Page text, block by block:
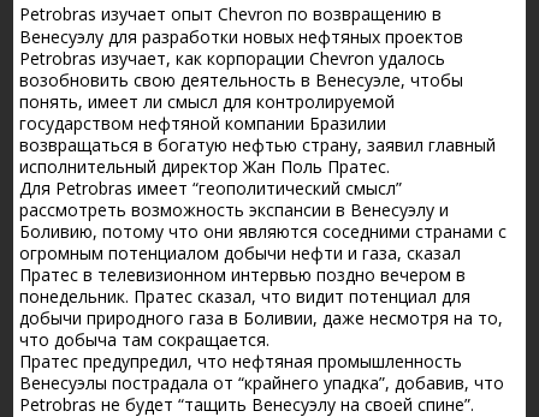
Petrobras изучает опыт Chevron по возвращению в
Венесуэлу для разработки новых нефтяных проектов
Petrobras изучает, как корпорации Chevron удалось
возобновить свою деятельность в Венесуэле, чтобы
понять, имеет ли смысл для контролируемой
государством нефтяной компании Бразилии
возвращаться в богатую нефтью страну, заявил главный
исполнительный директор Жан Поль Пратес.
Для Petrobras имеет “геополитический смысл”
рассмотреть возможность экспансии в Венесуэлу и
Боливию, потому что они являются соседними странами с
огромным потенциалом добычи нефти и газа, сказал
Пратес в телевизионном интервью поздно вечером в
понедельник. Пратес сказал, что видит потенциал для
добычи природного газа в Боливии, даже несмотря на то,
что добыча там сокращается.
Пратес предупредил, что нефтяная промышленность
Венесуэлы пострадала от “крайнего упадка”, добавив, что
Petrobras не будет “тащить Венесуэлу на своей спине”.